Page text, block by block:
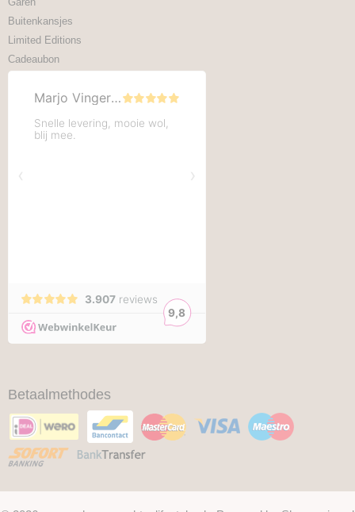
Buitenkansjes
Limited Editions
Cadeaubon
Betaalmethodes